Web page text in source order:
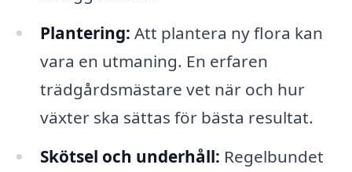
Plantering: Att plantera ny flora kan
vara en utmaning. En erfaren
trädgårdsmästare vet när och hur
växter ska sättas för bästa resultat.
Skötsel och underhåll: Regelbundet